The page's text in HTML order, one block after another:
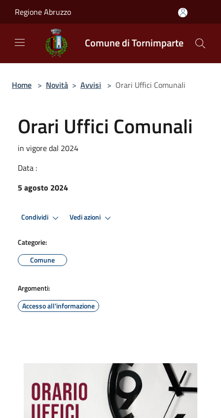
Regione Abruzzo
Comune di Tornimparte
Home > Novità > Avvisi > Orari Uffici Comunali
Orari Uffici Comunali
in vigore dal 2024
Data :
5 agosto 2024
Condividi Vedi azioni
Categorie:
Comune
Argomenti:
Accesso all'informazione